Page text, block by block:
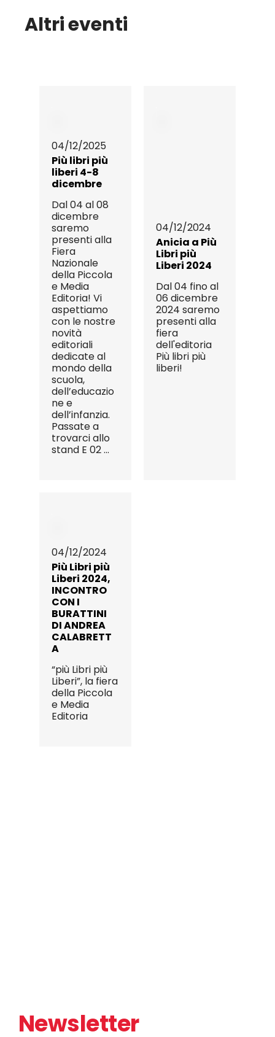
Altri eventi
04/12/2025
Più libri più
liberi 4-8
dicembre
Dal 04 al 08
dicembre
saremo
presenti alla
Fiera
Nazionale
della Piccola
e Media
Editoria! Vi
aspettiamo
con le nostre
novità
editoriali
dedicate al
mondo della
scuola,
dell’educazio
ne e
dell’infanzia.
Passate a
trovarci allo
stand E 02 ...
04/12/2024
Anicia a Più
Libri più
Liberi 2024
Dal 04 fino al
06 dicembre
2024 saremo
presenti alla
fiera
dell'editoria
Più libri più
liberi!
04/12/2024
Più Libri più
Liberi 2024,
INCONTRO
CON I
BURATTINI
DI ANDREA
CALABRETT
A
“più Libri più
Liberi”, la fiera
della Piccola
e Media
Editoria
Newsletter